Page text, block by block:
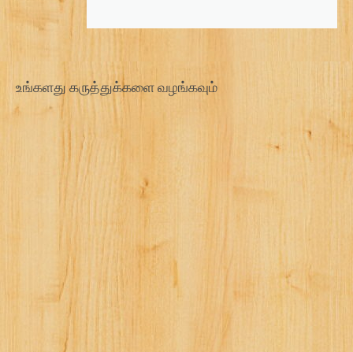
a
t
i
o
உங்களது கருத்துக்களை வழங்கவும்